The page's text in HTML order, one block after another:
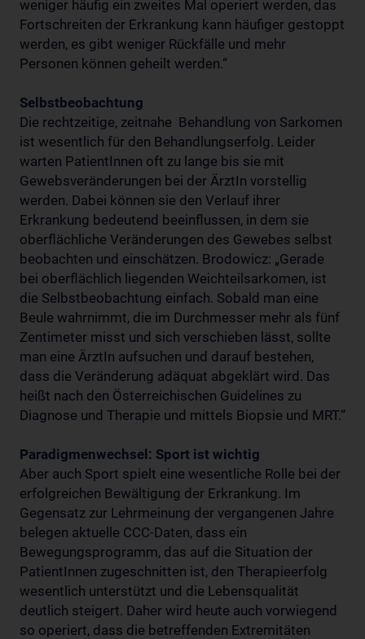
weniger häufig ein zweites Mal operiert werden, das
Fortschreiten der Erkrankung kann häufiger gestoppt
werden, es gibt weniger Rückfälle und mehr
Personen können geheilt werden.“
Selbstbeobachtung
Die rechtzeitige, zeitnahe Behandlung von Sarkomen
ist wesentlich für den Behandlungserfolg. Leider
warten PatientInnen oft zu lange bis sie mit
Gewebsveränderungen bei der ÄrztIn vorstellig
werden. Dabei können sie den Verlauf ihrer
Erkrankung bedeutend beeinflussen, in dem sie
oberflächliche Veränderungen des Gewebes selbst
beobachten und einschätzen. Brodowicz: „Gerade
bei oberflächlich liegenden Weichteilsarkomen, ist
die Selbstbeobachtung einfach. Sobald man eine
Beule wahrnimmt, die im Durchmesser mehr als fünf
Zentimeter misst und sich verschieben lässt, sollte
man eine ÄrztIn aufsuchen und darauf bestehen,
dass die Veränderung adäquat abgeklärt wird. Das
heißt nach den Österreichischen Guidelines zu
Diagnose und Therapie und mittels Biopsie und MRT.“
Paradigmenwechsel: Sport ist wichtig
Aber auch Sport spielt eine wesentliche Rolle bei der
erfolgreichen Bewältigung der Erkrankung. Im
Gegensatz zur Lehrmeinung der vergangenen Jahre
belegen aktuelle CCC-Daten, dass ein
Bewegungsprogramm, das auf die Situation der
PatientInnen zugeschnitten ist, den Therapieerfolg
wesentlich unterstützt und die Lebensqualität
deutlich steigert. Daher wird heute auch vorwiegend
so operiert, dass die betreffenden Extremitäten